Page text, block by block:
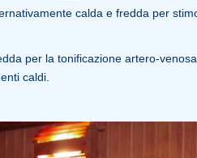
calda e fredda per
per la tonificazione artero-
caldi.